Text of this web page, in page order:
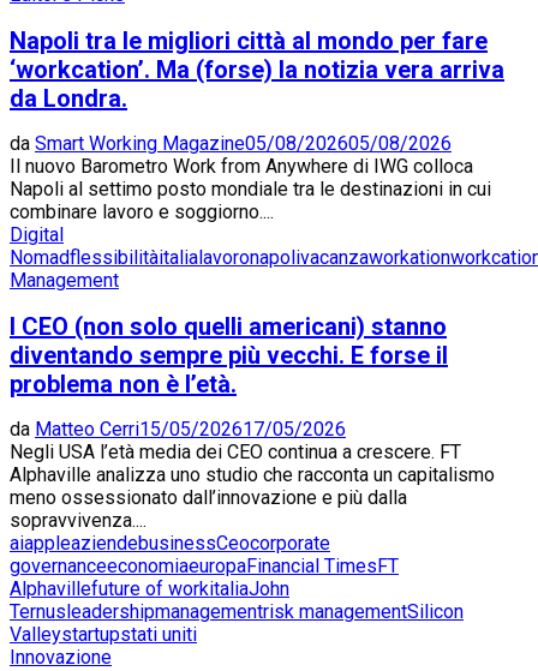
Napoli tra le migliori città al mondo per fare
‘workcation’. Ma (forse) la notizia vera arriva
da Londra.
da Smart Working Magazine05/08/202605/08/2026
Il nuovo Barometro Work from Anywhere di IWG colloca
Napoli al settimo posto mondiale tra le destinazioni in cui
combinare lavoro e soggiorno....
Digital
Nomadflessibilitàitalialavoronapolivacanzaworkation
Management
I CEO (non solo quelli americani) stanno
diventando sempre più vecchi. E forse il
problema non è l’età.
da Matteo Cerri15/05/202617/05/2026
Negli USA l’età media dei CEO continua a crescere. FT
Alphaville analizza uno studio che racconta un capitalismo
meno ossessionato dall’innovazione e più dalla
sopravvivenza....
aiappleaziendebusinessCeocorporate
governanceeconomiaeuropaFinancial Times FT
Alphavillefuture of workitaliaJohn
Ternus leadershipmanagementrisk managementSilicon
Valleystartupstati uniti
Innovazione